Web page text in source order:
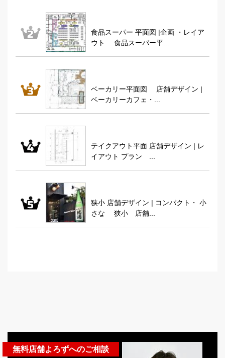
食品スーパー 平面図 |企画 ・レイア
ウト 食品スーパー平...
ベーカリー平面図 店舗デザイン |
ベーカリーカフェ・...
テイクアウト平面 店舗デザイン | レ
イアウト プラン ...
狭小 店舗デザイン | コンパクト・ 小
さな 狭小 店舗...
無料店舗よろずへのご相談